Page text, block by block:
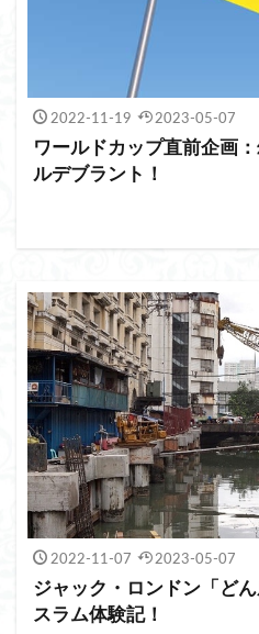
2022-11-19 2023-05-07
ワールドカップ直前企画
ルデブラント！
2022-11-07 2023-05-07
ジャック・ロンドン「ど
スラム体験記！